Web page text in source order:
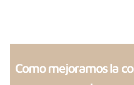
Como mejoramos la